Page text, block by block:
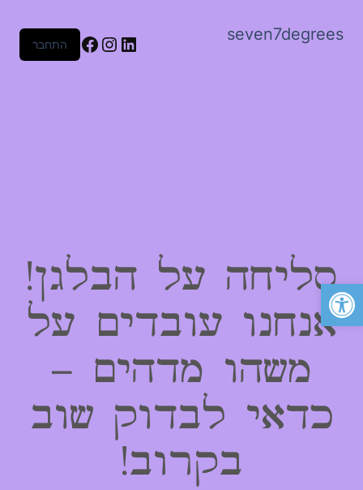
פתח סרגל נגישות
seven7degrees
LinkedIn
Instagram
Facebook
התחבר
סליחה על הבלגן!
אנחנו עובדים על
משהו מדהים –
כדאי לבדוק שוב
בקרוב!